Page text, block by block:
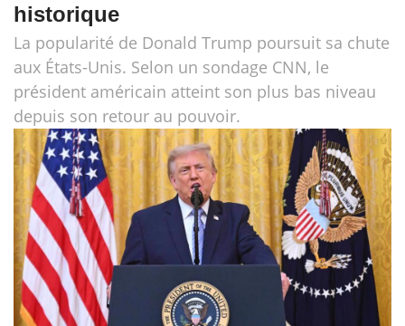
historique
La popularité de Donald Trump poursuit sa chute
aux États-Unis. Selon un sondage CNN, le
président américain atteint son plus bas niveau
depuis son retour au pouvoir.